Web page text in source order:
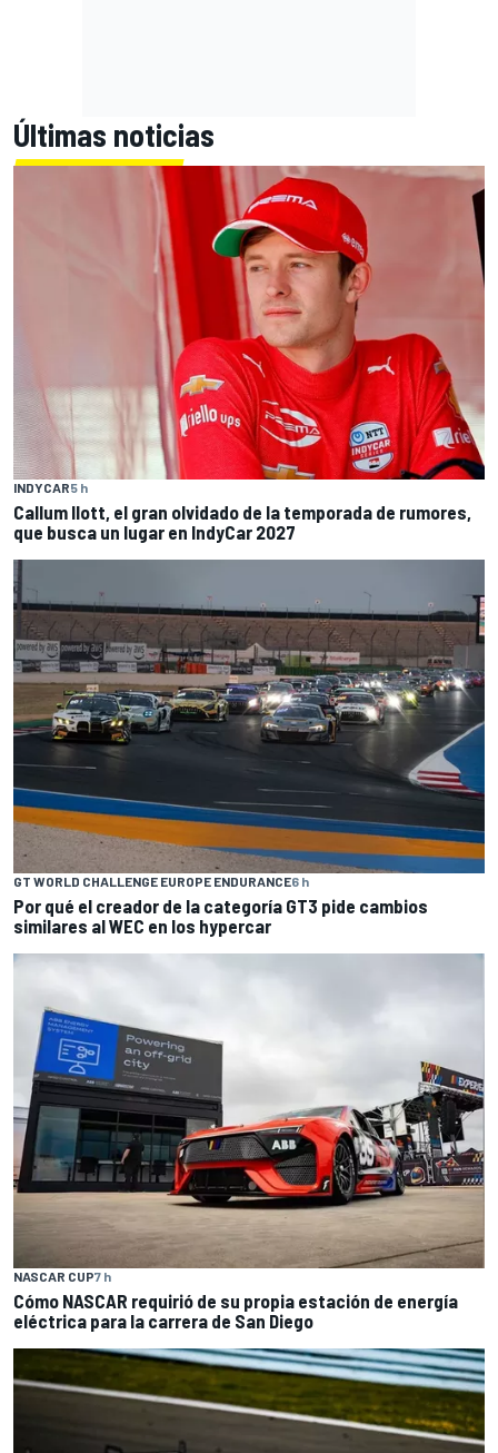
Últimas noticias
INDYCAR5 h
Callum Ilott, el gran olvidado de la temporada de rumores,
que busca un lugar en IndyCar 2027
GT WORLD CHALLENGE EUROPE ENDURANCE6 h
Por qué el creador de la categoría GT3 pide cambios
similares al WEC en los hypercar
NASCAR CUP7 h
Cómo NASCAR requirió de su propia estación de energía
eléctrica para la carrera de San Diego